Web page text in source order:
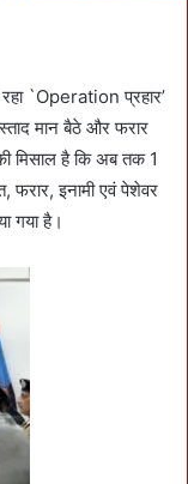
`Operation प्रहार’
मान बैठे और फरार
मिसाल है कि अब तक 1
फरार, इनामी एवं पेशेवर
गया है।